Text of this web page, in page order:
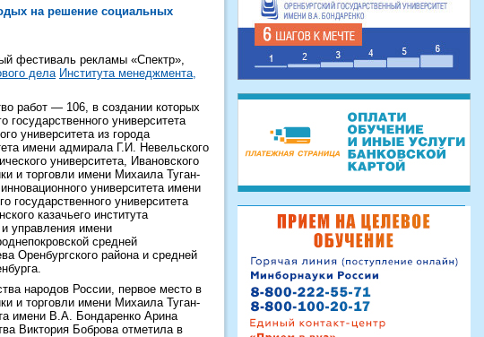
на решение социальных
фестиваль рекламы «Спектр»,
дела Института менеджмента,
работ — 106, в создании которых
университета
университета из города
имени адмирала Г.И. Невельского
университета, Ивановского
и торговли имени Михаила Туган-
университета имени
государственного университета
казачьего института
управления имени
средней
Оренбургского района и средней
народов России, первое место в
и торговли имени Михаила Туган-
имени В.А. Бондаренко Арина
Виктория Боброва отметила в